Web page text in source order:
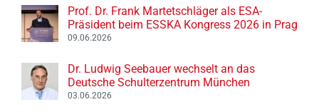
Prof. Dr. Frank Martetschläger als ESA-
Präsident beim ESSKA Kongress 2026 in Prag
09.06.2026
Dr. Ludwig Seebauer wechselt an das
Deutsche Schulterzentrum München
03.06.2026